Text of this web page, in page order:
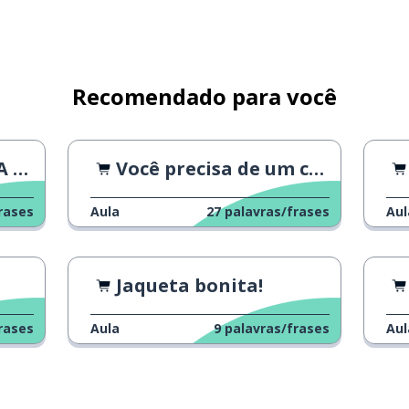
Recomendado para você
Você precisa de um cartão de crédito?
Aula 27 palavras/frases
Jaqueta bonita!
Aula 9 palavras/frases